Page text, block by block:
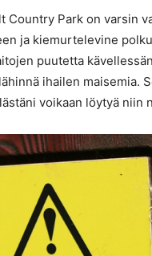
Country Park on varsin
ja kiemurtelevine
puutetta
ihailen maisemia.
voikaan löytyä niin